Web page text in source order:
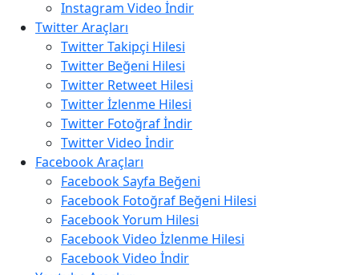
Instagram Video İndir
Twitter Araçları
Twitter Takipçi Hilesi
Twitter Beğeni Hilesi
Twitter Retweet Hilesi
Twitter İzlenme Hilesi
Twitter Fotoğraf İndir
Twitter Video İndir
Facebook Araçları
Facebook Sayfa Beğeni
Facebook Fotoğraf Beğeni Hilesi
Facebook Yorum Hilesi
Facebook Video İzlenme Hilesi
Facebook Video İndir